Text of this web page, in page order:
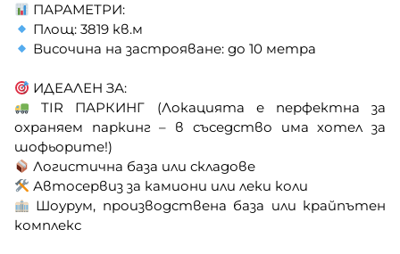
ПАРАМЕТРИ:
Площ: 3819 кв.м
Височина на застрояване: до 10 метра
ИДЕАЛЕН ЗА:
TIR ПАРКИНГ (Локацията е перфектна за
охраняем паркинг – в съседство има хотел за
шофьорите!)
Логистична база или складове
Автосервиз за камиони или леки коли
Шоурум, производствена база или крайпътен
комплекс